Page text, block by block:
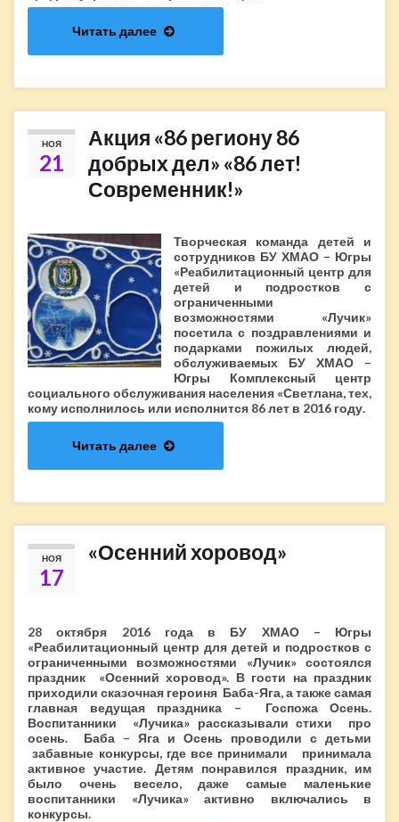
Читать далее
НОЯ
21
Акция «86 региону 86
добрых дел» «86 лет!
Современник!»
Творческая команда детей и
сотрудников БУ ХМАО – Югры
«Реабилитационный центр для
детей и подростков с
ограниченными
возможностями «Лучик»
посетила с поздравлениями и
подарками пожилых людей,
обслуживаемых БУ ХМАО –
Югры Комплексный центр
социального обслуживания населения «Светлана, тех,
кому исполнилось или исполнится 86 лет в 2016 году.
Читать далее
НОЯ
17
«Осенний хоровод»
28 октября 2016 года в БУ ХМАО – Югры
«Реабилитационный центр для детей и подростков с
ограниченными возможностями «Лучик» состоялся
праздник «Осенний хоровод». В гости на праздник
приходили сказочная героиня Баба-Яга, а также самая
главная ведущая праздника – Госпожа Осень.
Воспитанники «Лучика» рассказывали стихи про
осень. Баба – Яга и Осень проводили с детьми
забавные конкурсы, где все принимали принимала
активное участие. Детям понравился праздник, им
было очень весело, даже самые маленькие
воспитанники «Лучика» активно включались в
конкурсы.